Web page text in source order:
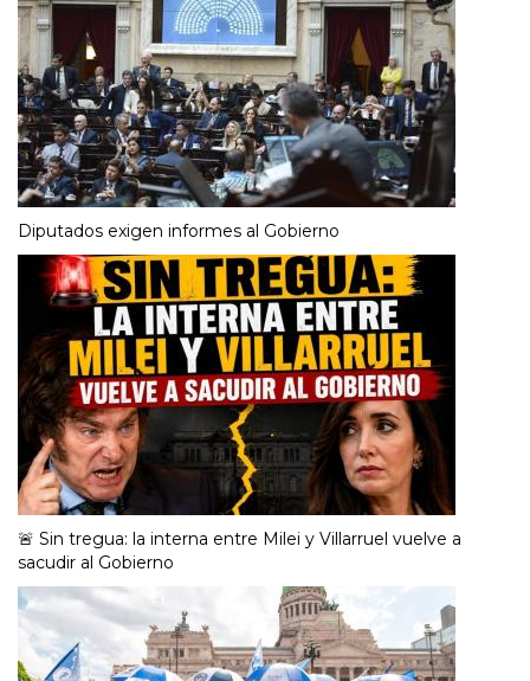
Diputados exigen informes al Gobierno
🚨 Sin tregua: la interna entre Milei y Villarruel vuelve a
sacudir al Gobierno